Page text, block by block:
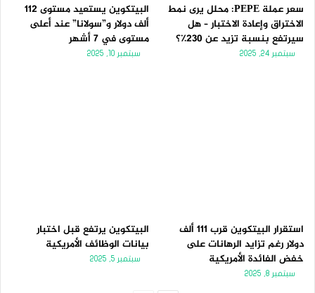
سعر عملة PEPE: محلل يرى نمط
الاختراق وإعادة الاختبار – هل
سيرتفع بنسبة تزيد عن 230٪؟
سبتمبر 24, 2025
البيتكوين يستعيد مستوى 112
ألف دولار و”سولانا” عند أعلى
مستوى في 7 أشهر
سبتمبر 10, 2025
استقرار البيتكوين قرب 111 ألف
دولار رغم تزايد الرهانات على
خفض الفائدة الأمريكية
سبتمبر 8, 2025
البيتكوين يرتفع قبل اختبار
بيانات الوظائف الأمريكية
سبتمبر 5, 2025